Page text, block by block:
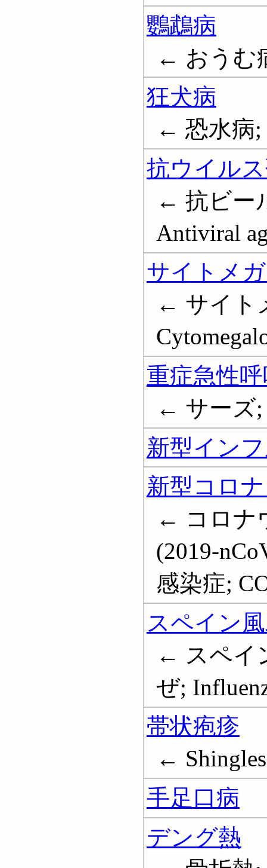
鸚鵡病
← おうむ
狂犬病
← 恐水病;
抗ウイル
← 抗ビー
Antiviral
サイトメ
← サイト
重症急性
← サーズ;
新型イン
新型コロ
← コロナ
(2019-
感染症;
スペイン
← スペイ
ぜ;
帯状疱疹
←
手足口病
デング熱